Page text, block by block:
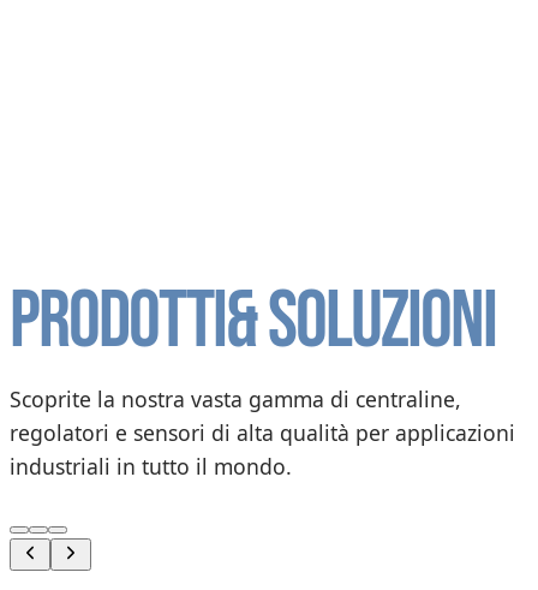
Prodotti& soluzioni
Scoprite la nostra vasta gamma di centraline,
regolatori e sensori di alta qualità per applicazioni
industriali in tutto il mondo.